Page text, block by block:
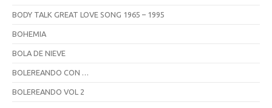
BODY TALK GREAT LOVE SONG 1965 – 1995
BOHEMIA
BOLA DE NIEVE
BOLEREANDO CON …
BOLEREANDO VOL 2